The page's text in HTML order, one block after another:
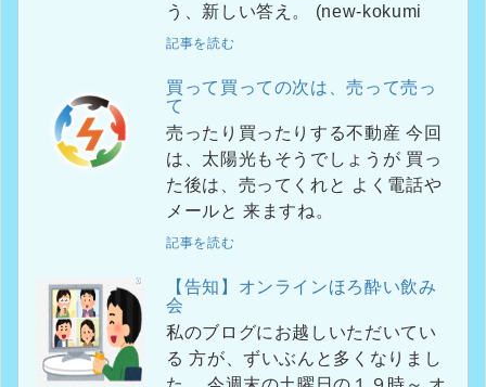
う、新しい答え。 (new-kokumi
記事を読む
買って買っての次は、売って売っ
て
売ったり買ったりする不動産 今回
は、太陽光もそうでしょうが 買っ
た後は、売ってくれと よく電話や
メールと 来ますね。
記事を読む
【告知】オンラインほろ酔い飲み
会
私のブログにお越しいただいてい
る 方が、ずいぶんと多くなりまし